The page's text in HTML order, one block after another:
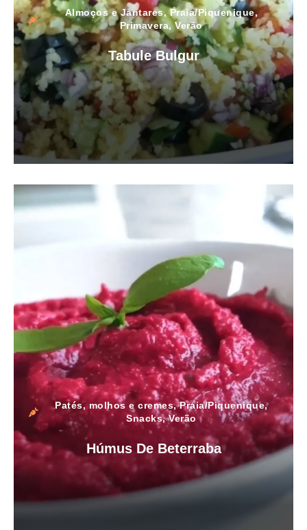
Almoços e Jantares,Praia/Piquenique,
Primavera,Verão
Tabule Bulgur
Patés, molhos e cremes,Praia/Piquenique,
Snacks,Verão
Húmus De Beterraba